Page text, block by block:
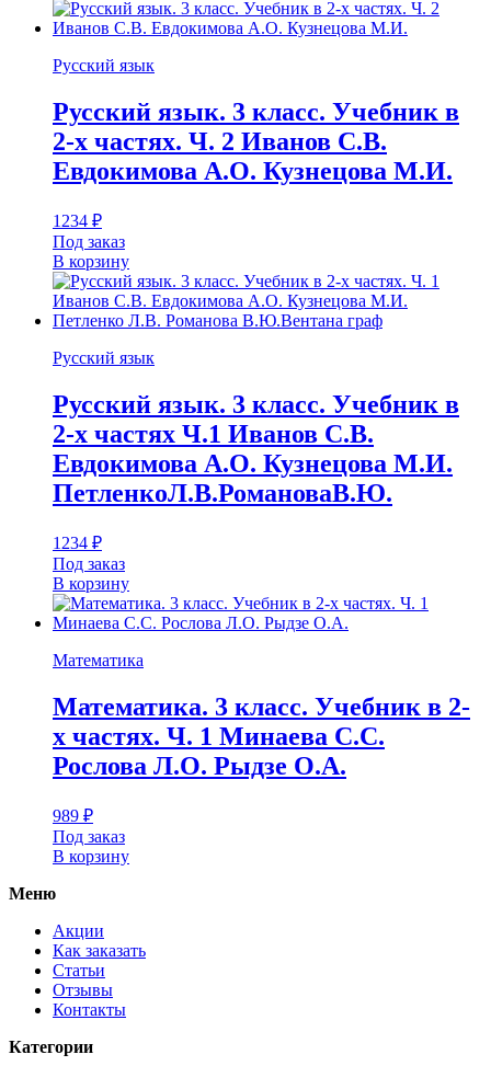
Русский язык
Русский язык. 3 класс. Учебник в
2-х частях. Ч. 2 Иванов С.В.
Евдокимова А.О. Кузнецова М.И.
1234 ₽
Под заказ
В корзину
Русский язык
Русский язык. 3 класс. Учебник в
2-х частях Ч.1 Иванов С.В.
Евдокимова А.О. Кузнецова М.И.
ПетленкоЛ.В.РомановаВ.Ю.
1234 ₽
Под заказ
В корзину
Математика
Математика. 3 класс. Учебник в 2-
х частях. Ч. 1 Минаева С.С.
Рослова Л.О. Рыдзе О.А.
989 ₽
Под заказ
В корзину
Меню
Акции
Как заказать
Статьи
Отзывы
Контакты
Категории